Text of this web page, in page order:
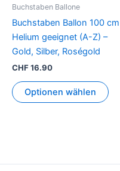
Buchstaben Ballone
Buchstaben Ballon 100 cm
Helium geeignet (A-Z) –
Gold, Silber, Roségold
CHF16.90
Optionen wählen
der